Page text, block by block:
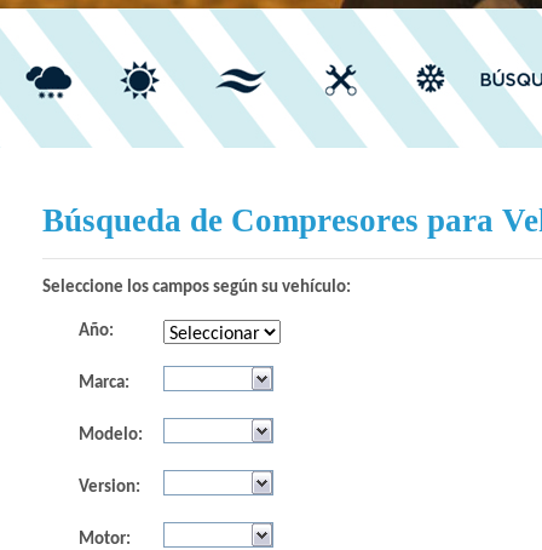
Búsqueda de Compresores para
Seleccione los campos según su vehículo:
Año:
Marca:
Modelo:
Version:
Motor: